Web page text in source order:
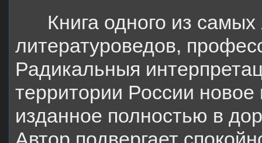
Книга одного из
литературоведов,
Радикальныя
территории России
изданное полностью в